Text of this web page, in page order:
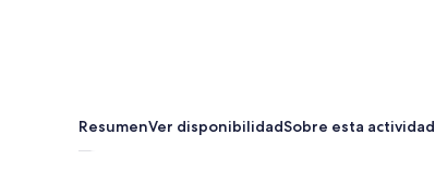
ResumenVer disponibilidadSobre esta actividad